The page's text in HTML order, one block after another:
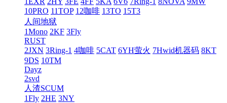
10PRO 11TOP 12咖啡 13TO 15T3
人间地狱
1Mono 2KF 3Fly
RUST
2JXN 3Ring-1 4咖啡 5CAT 6YH萤火 7Hwid机器码 8KT
9DS 10TM
Dayz
2svd
人渣SCUM
1Fly 2HE 3NY